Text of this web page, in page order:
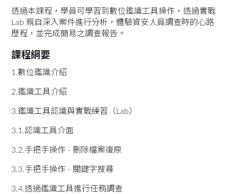
透過本課程，學員可學習到數位鑑識工具操作，透過實戰
Lab 親自深入案件進行分析，體驗資安人員調查時的心路
歷程，並完成簡易之調查報告。
課程綱要
1.數位鑑識介紹
2.鑑識工具介紹
3.鑑識工具認識與實戰練習（Lab）
3.1.認識工具介面
3.2.手把手操作 - 刪除檔案復原
3.3.手把手操作 - 關鍵字搜尋
3.4.透過鑑識工具進行任務調查